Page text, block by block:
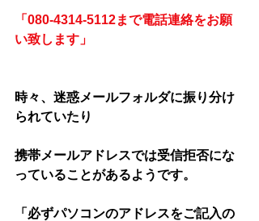
「080-4314-5112まで電話連絡をお願
い致します」
時々、迷惑メールフォルダに振り分け
られていたり
携帯メールアドレスでは受信拒否にな
っていることがあるようです。
「必ずパソコンのアドレスをご記入の